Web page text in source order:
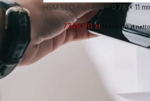
HSM SECURIO B34 – 0,78 x 11
7749,00 zł 6300,00zł